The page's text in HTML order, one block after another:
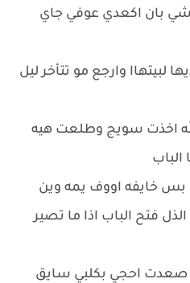
شي بان اكعدي عوفي جاي
لبيتهاا وارجع مو تتأخر ليل
اخذت سويج وطلعت هيه
الباب
خايفه اووف يمه وين
فتح الباب اذا ما تصير
صعدت احجي بكلبي سايق